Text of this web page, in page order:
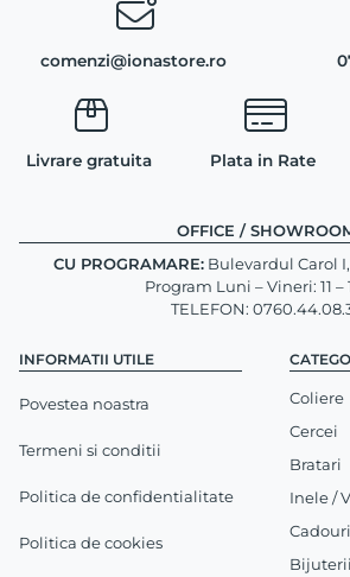
comenzi@ionastore.ro
Livrare gratuita Plata in Rate
INFORMATII UTILE
Povestea noastra
Termeni si conditii
Politica de confidentialitate
Politica de cookies
OFFICE /
CU PROGRAMARE:Bulevardul Carol
Program Luni – Vineri: 11 –
TELEFON:
Coliere
Cercei
Bratari
Inele /
Cadouri